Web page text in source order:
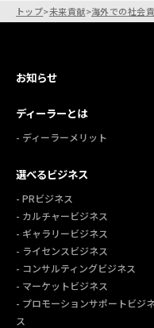
トップ>未来貢献>海外での社会
お知らせ
ディーラーとは
- ディーラーメリット
選べるビジネス
- PRビジネス
- カルチャービジネス
- ギャラリービジネス
- ライセンスビジネス
- コンサルティングビジネス
- マーケットビジネス
- プロモーションサポートビジ
ス